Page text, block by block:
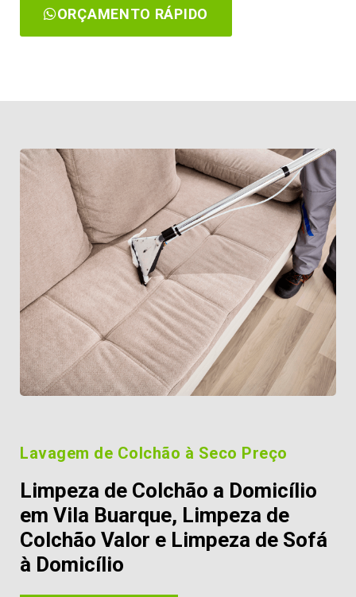
ORÇAMENTO RÁPIDO
Lavagem de Colchão à Seco Preço
Limpeza de Colchão a Domicílio
em Vila Buarque, Limpeza de
Colchão Valor e Limpeza de Sofá
à Domicílio